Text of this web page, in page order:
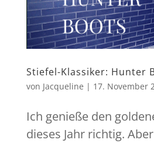
Stiefel-Klassiker: Hunter
von Jacqueline | 17. November
Ich genieße den
dieses Jahr richtig.